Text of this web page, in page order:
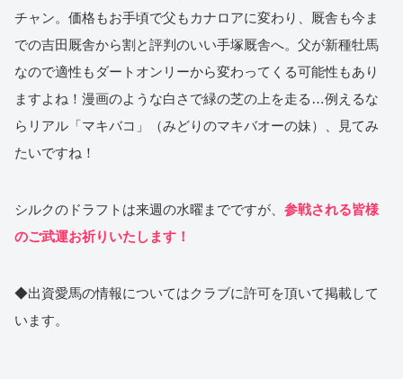
チャン。価格もお手頃で父もカナロアに変わり、厩舎も今ま
での吉田厩舎から割と評判のいい手塚厩舎へ。父が新種牡馬
なので適性もダートオンリーから変わってくる可能性もあり
ますよね！漫画のような白さで緑の芝の上を走る…例えるな
らリアル「マキバコ」（みどりのマキバオーの妹）、見てみ
たいですね！
シルクのドラフトは来週の水曜までですが、 参戦される皆様
のご武運お祈りいたします！
◆出資愛馬の情報についてはクラブに許可を頂いて掲載して
います。